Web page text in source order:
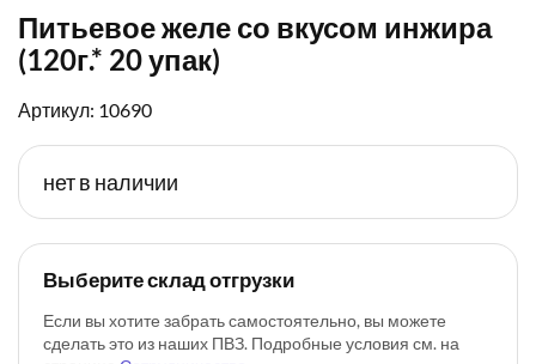
Питьевое желе со вкусом инжира
(120г.* 20 упак)
Артикул: 10690
нет в наличии
Выберите склад отгрузки
Если вы хотите забрать самостоятельно, вы можете
сделать это из наших ПВЗ. Подробные условия см. на